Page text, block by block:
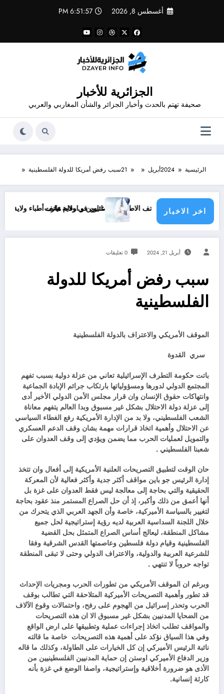
أغسطس 8, 2026 6:51:57 PM
الجزائرية للأخبار
صحيفة تهتم بالحدث وأخبار الجزائر والشأن المغاربي والعربي
الرئيسية 2024أبريل 21سبب رفض أمريكا للدولة الفلسطينية
اخر الاخبار
و أرقام هاتف الاطباء الاخصائيين في ولاية تيارت
عناوين و ارقام هاتف أطباء ولاية باتنة ..
أبريل 21, 2024 0 تعليقات
سبب رفض أمريكا للدولة
الفلسطينية
الموقف الأمريكي والاعتراف بالدولة الفلسطينية
سري القدوة
باتت حكومة التطرف الإسرائيلية تعاني من عزلة دولية بسبب تفهم
المجتمع الدولي لدورها ومسؤولياتها بارتكاب جرائم الإبادة الجماعية
وانتهاكات حقوق الإنسان وان قرار مجلس الأمن الدولي الأخير أدى
إلى عزلة دولة الاحتلال بشكل غير مسبوق وبدا العالم يتفهم معاناة
الشعب الفلسطيني، ولا بد من الإدارة الأمريكية رفع الغطاء السياسي
عن الاحتلال وأهمية اتخاذ قرارات مهمة بشان وقف الدعم العسكري
والتمويل لعمليات الحرب مما يضمن ويؤدي إلى وقف العدوان على
شعبنا الفلسطيني .
حان الوقت لتطبيق التصريحات العلنية الأمريكية إلى أفعال وان تتخذ
إدارة الرئيس جو باين مواقف أكثر جدية وأكثر فعالية لأن المعركة
الحقيقية والتي بحاجة إلى معالجة ليس فقط العدوان على غزة بل
أنها أعمق من ذلك وأكبر، إذ أن حل الصراع المستمر منذ عقود بحاجة
لتغيير بالسياسة الأميركية، خاصة وأن الجهد العربي الذي يتحرك من
خلال اللجنة السداسية العربية لديه رؤية إستراتيجية لحل جميع
مشاكل المنطقة، ليعالج أساس الصراع المتمثل بحل القضية
الفلسطينية وقيام دولة فلسطين وعاصمتها القدس الشرقية وفقا
للشرعية العربية والدولية، والاعتراف الدولي وحتى لا تبقى المنطقة
تواجه حروباً لا تنتهي .
وبرغم ان الموقف الأمريكي من تطورات الحرب ومجريات الإحداث
قد تطور وأهمية التصريحات الأميركية المتلاحقة التي تطالب بوقف
الحرب وتحذر إسرائيل من الهجوم على رفح، واحتمالات وقوع الآلاف
من الضحايا المدنيين بشكل غير مسبوق الا ان هذه التصريحات
والمواقف تطلب اتخاذ إجراءات عملية وتطبيقها على ارض الواقع
وفي هذا السياق نؤكد على أهمية هذه التصريحات خاصة ما قالته
نائبة الرئيس الأميركي إن كل الخيارات على الطاولة، وكذلك ما قاله
وزير الدفاع الأميركي اوستن إن حماية المدنيين الفلسطينيين من
الأذى هو ضرورة أخلاقية وإستراتيجية، واصفا الوضع في غزة بأنه
كارثة إنسانية.